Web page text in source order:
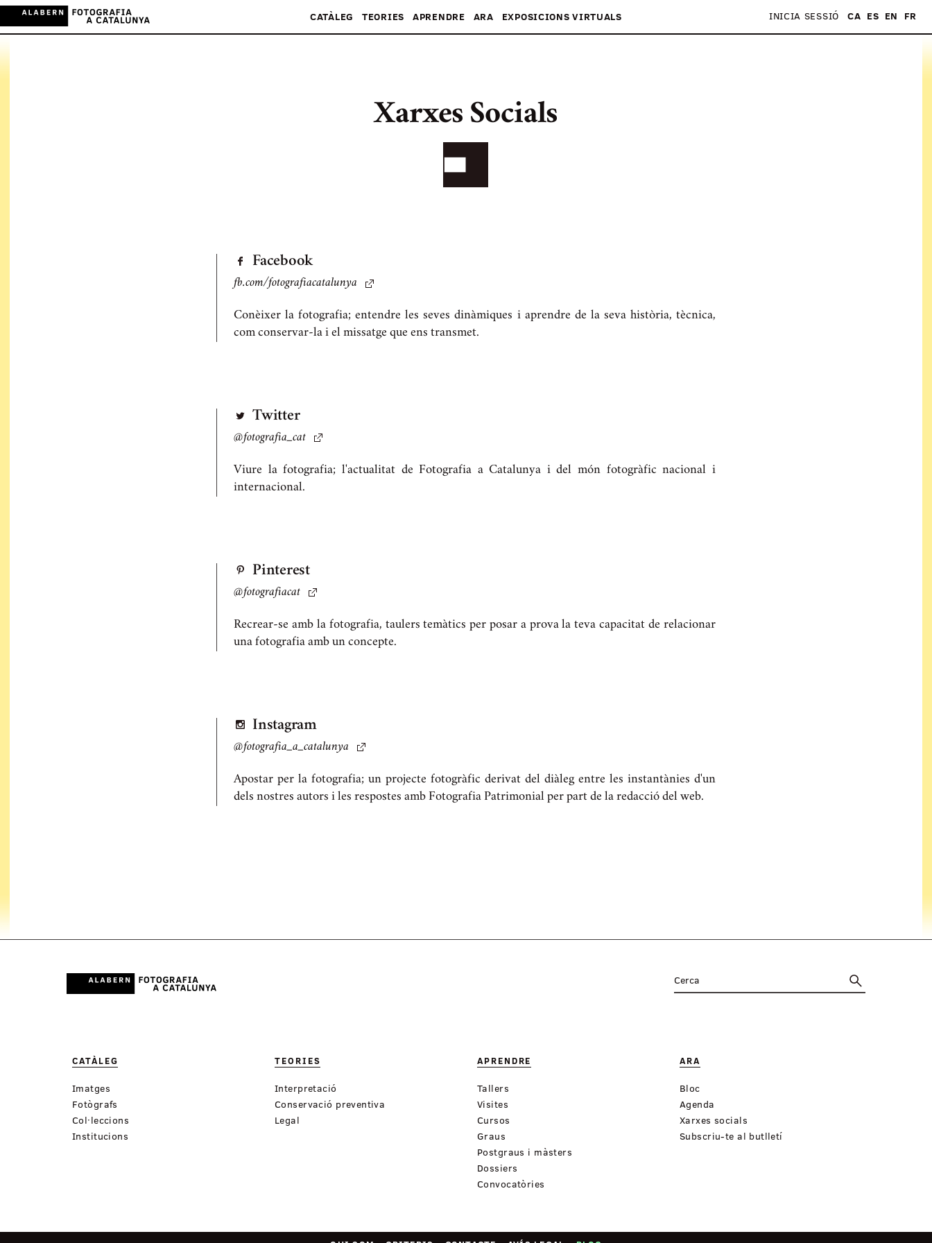
CATÀLEG TEORIES APRENDRE ARA EXPOSICIONS VIRTUALS INICIA SESSIÓ CA ES EN FR
Xarxes Socials
Facebook
fb.com/fotografiacatalunya
Conèixer la fotografia; entendre les seves dinàmiques i aprendre de la seva història, tècnica,
com conservar-la i el missatge que ens transmet.
Twitter
@fotografia_cat
Viure la fotografia; l'actualitat de Fotografia a Catalunya i del món fotogràfic nacional i
internacional.
Pinterest
@fotografiacat
Recrear-se amb la fotografia, taulers temàtics per posar a prova la teva capacitat de relacionar
una fotografia amb un concepte.
Instagram
@fotografia_a_catalunya
Apostar per la fotografia; un projecte fotogràfic derivat del diàleg entre les instantànies d'un
dels nostres autors i les respostes amb Fotografia Patrimonial per part de la redacció del web.
CATÀLEG
Imatges
Fotògrafs
Col·leccions
Institucions
TEORIES
Interpretació
Conservació preventiva
Legal
APRENDRE
Tallers
Visites
Cursos
Graus
Postgraus i màsters
Dossiers
Convocatòries
ARA
Bloc
Agenda
Xarxes socials
Subscriu-te al butlletí